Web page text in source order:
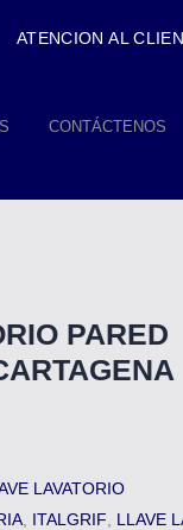
ATENCION AL
CONTÁCTENOS
PARED
LAVATORIO
ITALGRIF LLAVE